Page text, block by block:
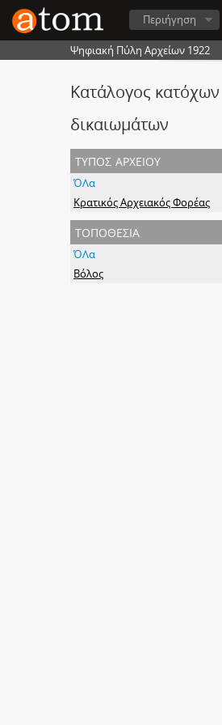
Περιήγηση
Ψηφιακή Πύλη Αρχείων 1922
Κατάλογος κατόχων
δικαιωμάτων
τύπος αρχείου
ΌΛα
Κρατικός Αρχειακός Φορέας
τοποθεσία
ΌΛα
Βόλος